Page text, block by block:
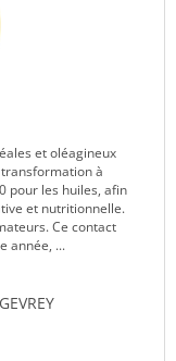
et oléagineux
à
pour les huiles, afin
et nutritionnelle.
Ce contact
année, ...